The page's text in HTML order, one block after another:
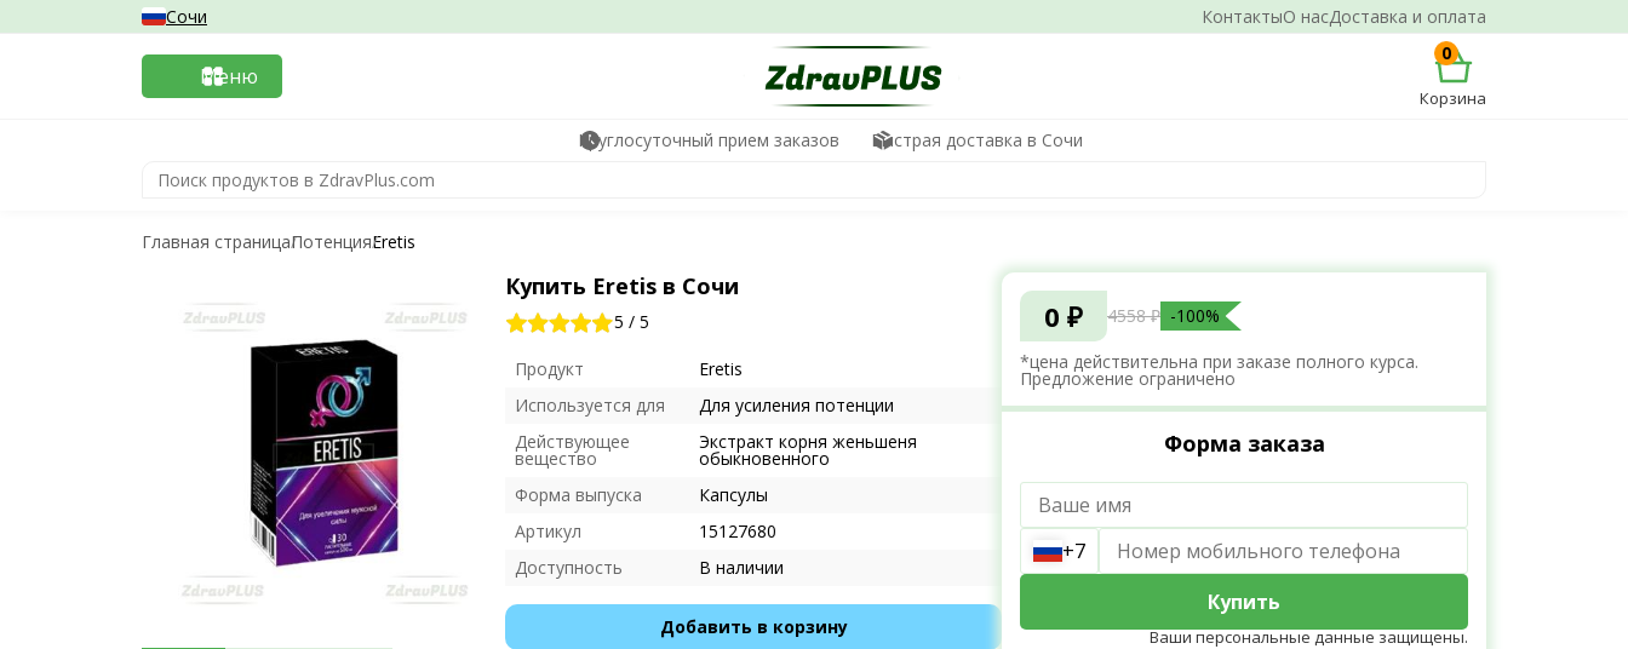
КонтактыО насДоставка и оплата
Сочи
Меню
0
Корзина
Круглосуточный прием заказов Быстрая доставка в Сочи
Главная страницаПотенцияEretis
Купить Eretis в Сочи
5 / 5
Продукт
Eretis
Используется для
Для усиления потенции
Действующее
вещество
Экстракт корня женьшеня
обыкновенного
Форма выпуска
Капсулы
Артикул
15127680
Доступность
В наличии
Добавить в корзину
0 ₽ 4558 ₽ -100%
*цена действительна при заказе полного курса.
Предложение ограничено
Форма заказа
+7
Купить
Ваши персональные данные защищены.